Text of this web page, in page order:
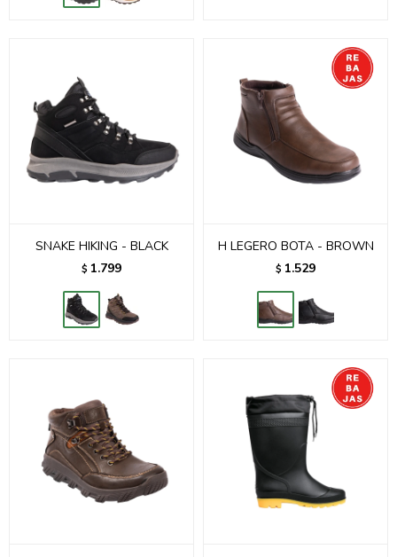
SNAKE HIKING - BLACK
$ 1.799
H LEGERO BOTA - BROWN
$ 1.529